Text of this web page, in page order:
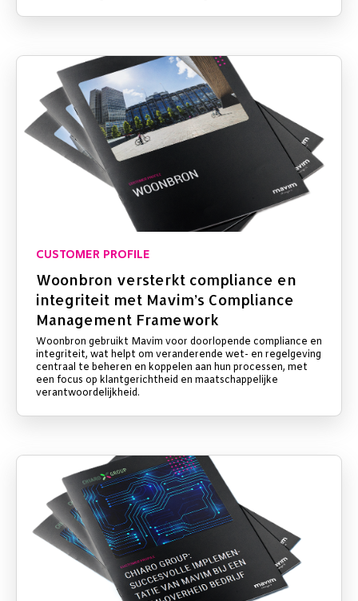
CUSTOMER PROFILE
Woonbron versterkt compliance en
integriteit met Mavim’s Compliance
Management Framework
Woonbron gebruikt Mavim voor doorlopende compliance en
integriteit, wat helpt om veranderende wet- en regelgeving
centraal te beheren en koppelen aan hun processen, met
een focus op klantgerichtheid en maatschappelijke
verantwoordelijkheid.